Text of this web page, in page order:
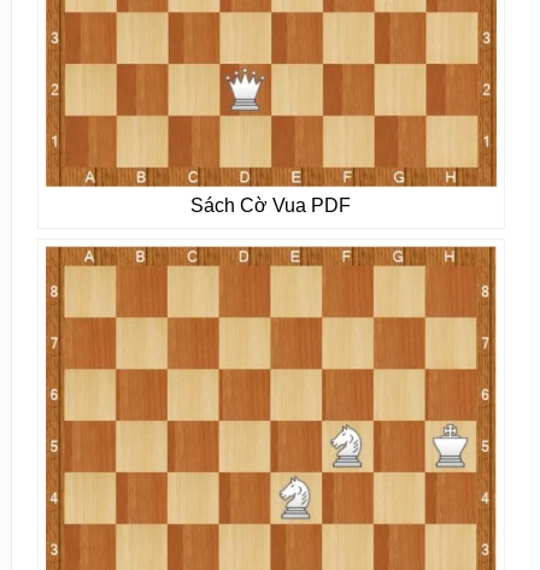
Sách Cờ Vua PDF